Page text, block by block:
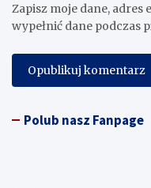
Zapisz moje dane,
wypełnić dane podczas
Polub nasz Fanpage